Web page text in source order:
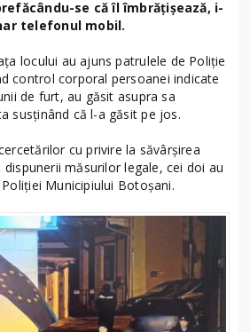
se că îl îmbrățișează, i-
telefonul mobil.
locului au ajuns patrulele de Poliție
control corporal persoanei indicate
de furt, au găsit asupra sa
susținând că l-a găsit pe jos.
cu privire la săvârșirea
măsurilor legale, cei doi au
Municipiului Botoșani.